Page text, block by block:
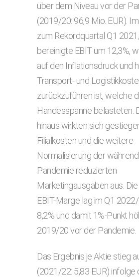
über dem Niveau vor der
(2019/20: 96,9 Mio. EUR).
zum Rekordquartal Q1
bereinigte EBIT um 12,3%,
auf den Inflationsdruck und
Transport- und
zurückzuführen ist, welche
Handesspanne belasteten.
hinaus wirkten sich
Filialkosten und die weitere
Normalisierung der
Pandemie reduzierten
Marketingausgaben aus.
EBIT-Marge lag im Q1
8,2% und damit 1%-Punkt
2019/20 vor der Pandemie.
Das Ergebnis je Aktie stieg
(2021/22: 5,83 EUR) infolge